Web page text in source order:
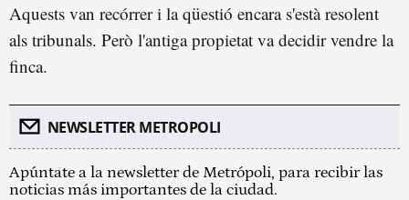
Aquests van recórrer i la qüestió encara s'està resolent
als tribunals. Però l'antiga propietat va decidir vendre la
finca.
NEWSLETTER METROPOLI
Apúntate a la newsletter de Metrópoli, para recibir las
noticias más importantes de la ciudad.